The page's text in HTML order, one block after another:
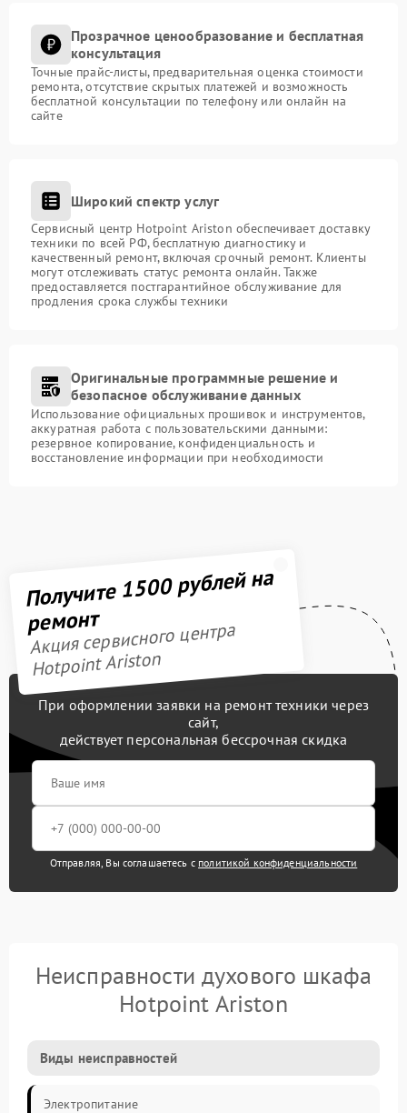
Прозрачное ценообразование и бесплатная
консультация
Точные прайс-листы, предварительная оценка стоимости
ремонта, отсутствие скрытых платежей и возможность
бесплатной консультации по телефону или онлайн на
сайте
Широкий спектр услуг
Сервисный центр Hotpoint Ariston обеспечивает доставку
техники по всей РФ, бесплатную диагностику и
качественный ремонт, включая срочный ремонт. Клиенты
могут отслеживать статус ремонта онлайн. Также
предоставляется постгарантийное обслуживание для
продления срока службы техники
Оригинальные программные решение и
безопасное обслуживание данных
Использование официальных прошивок и инструментов,
аккуратная работа с пользовательскими данными:
резервное копирование, конфиденциальность и
восстановление информации при необходимости
Получите 1500 рублей на
ремонт
Акция сервисного центра
Hotpoint Ariston
При оформлении заявки на ремонт техники через
сайт,
действует персональная бессрочная скидка
Отправляя, Вы соглашаетесь с политикой конфиденциальности
Неисправности духового шкафа
Hotpoint Ariston
Виды неисправностей
Электропитание